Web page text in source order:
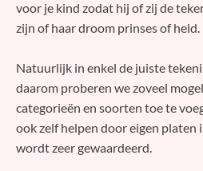
voor je kind zodat hij of zij de
zijn of haar droom prinses of held.
Natuurlijk in enkel de juiste
daarom proberen we zoveel
categorieën en soorten toe te
ook zelf helpen door eigen platen
wordt zeer gewaardeerd.